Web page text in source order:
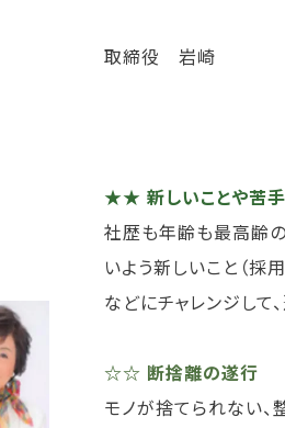
取締役 岩崎
★★ 新しいことや苦
社歴も年齢も最高齢
いよう新しいこと（採
などにチャレンジして
☆☆ 断捨離の遂行
モノが捨てられない、